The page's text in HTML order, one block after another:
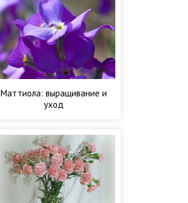
Маттиола: выращивание и
уход